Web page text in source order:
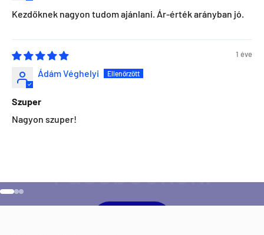
Kezdőknek nagyon tudom ajánlani. Ár-érték arányban jó.
1 éve
Ádám Véghelyi
Szuper
Nagyon szuper!
Szeretnéd ha napra kész lennél minden Direct Darts